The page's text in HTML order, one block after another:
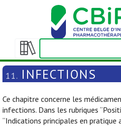
Afficher/masquer
la
table
matières
11. INFECTIONS
Ce chapitre concerne les
infections. Dans les rubriques
“Indications principales en pratique